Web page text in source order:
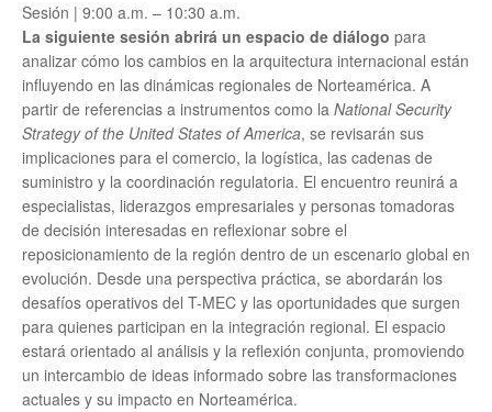
Sesión | 9:00 a.m. – 10:30 a.m.
La siguiente sesión abrirá un espacio de diálogo para
analizar cómo los cambios en la arquitectura internacional están
influyendo en las dinámicas regionales de Norteamérica. A
partir de referencias a instrumentos como la National Security
Strategy of the United States of America, se revisarán sus
implicaciones para el comercio, la logística, las cadenas de
suministro y la coordinación regulatoria. El encuentro reunirá a
especialistas, liderazgos empresariales y personas tomadoras
de decisión interesadas en reflexionar sobre el
reposicionamiento de la región dentro de un escenario global en
evolución. Desde una perspectiva práctica, se abordarán los
desafíos operativos del T-MEC y las oportunidades que surgen
para quienes participan en la integración regional. El espacio
estará orientado al análisis y la reflexión conjunta, promoviendo
un intercambio de ideas informado sobre las transformaciones
actuales y su impacto en Norteamérica.